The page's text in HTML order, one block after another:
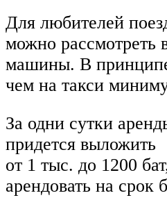
Для любителей
можно рассмотреть
машины. В
чем на такси
За одни сутки
придется выложить
от 1 тыс. до 1200
арендовать на срок